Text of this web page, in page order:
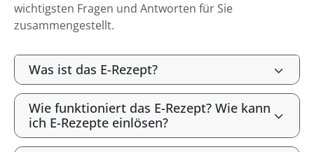
wichtigsten Fragen und Antworten für Sie
zusammengestellt.
Was ist das E-Rezept?
Wie funktioniert das E-Rezept? Wie kann
ich E-Rezepte einlösen?